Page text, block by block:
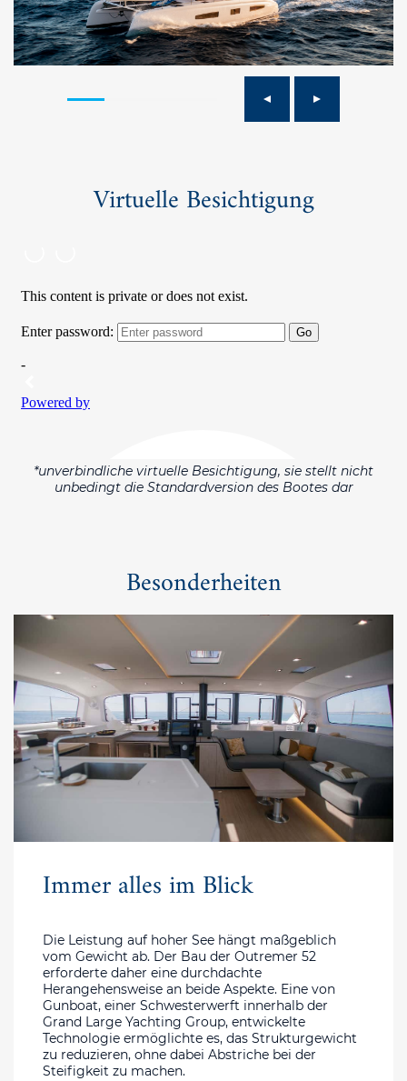
Virtuelle Besichtigung
*unverbindliche virtuelle Besichtigung, sie stellt nicht
unbedingt die Standardversion des Bootes dar
Besonderheiten
Immer alles im Blick
Die Leistung auf hoher See hängt maßgeblich
vom Gewicht ab. Der Bau der Outremer 52
erforderte daher eine durchdachte
Herangehensweise an beide Aspekte. Eine von
Gunboat, einer Schwesterwerft innerhalb der
Grand Large Yachting Group, entwickelte
Technologie ermöglichte es, das Strukturgewicht
zu reduzieren, ohne dabei Abstriche bei der
Steifigkeit zu machen.